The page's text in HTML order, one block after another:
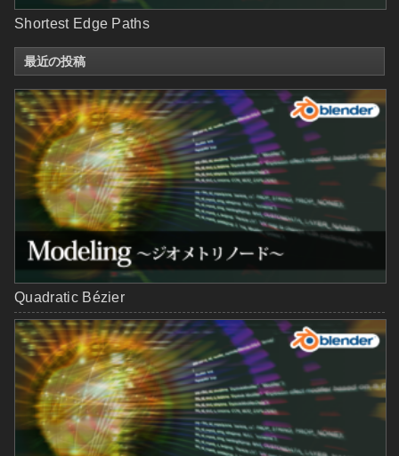
Shortest Edge Paths
最近の投稿
Quadratic Bézier